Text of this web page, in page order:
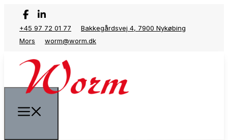
+45 97 72 01 77
Bakkegårdsvej 4, 7900 Nykøbing
Mors
worm@worm.dk